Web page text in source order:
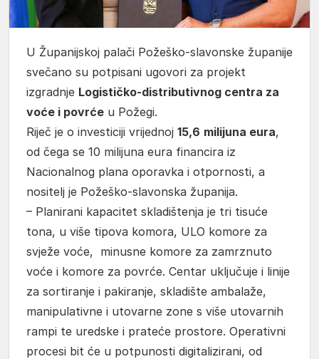
U Županijskoj palači Požeško-slavonske županije
svečano su potpisani ugovori za projekt
izgradnje Logističko‑distributivnog centra za
voće i povrće u Požegi.
Riječ je o investiciji vrijednoj 15,6 milijuna eura,
od čega se 10 milijuna eura financira iz
Nacionalnog plana oporavka i otpornosti, a
nositelj je Požeško-slavonska županija.
– Planirani kapacitet skladištenja je tri tisuće
tona, u više tipova komora, ULO komore za
svježe voće, minusne komore za zamrznuto
voće i komore za povrće. Centar uključuje i linije
za sortiranje i pakiranje, skladište ambalaže,
manipulativne i utovarne zone s više utovarnih
rampi te uredske i prateće prostore. Operativni
procesi bit će u potpunosti digitalizirani, od